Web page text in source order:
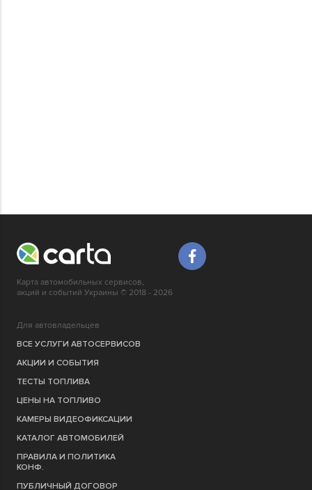
Карта автомобильных сервисов,
акций и событий Украины © 2018 - 2026
Для автовладельцев
ВСЕ УСЛУГИ АВТОСЕРВИСОВ
АКЦИИ И СОБЫТИЯ
ТЕСТЫ ТОПЛИВА
ЦЕНЫ НА ТОПЛИВО
КАМЕРЫ ВИДЕОФИКСАЦИИ
КАТАЛОГ АВТОМОБИЛЕЙ
ПРАВИЛА И ПОЛИТИКА
КОНФ.
ПУБЛИЧНЫЙ ДОГОВОР